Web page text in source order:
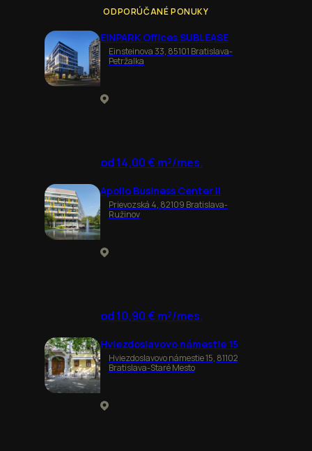
ODPORÚČANÉ PONUKY
EINPARK Offices SUBLEASE
Einsteinova 33, 85101 Bratislava-
Petržalka
od 14,00 € m²/mes.
Apollo Business Center II
Prievozská 4, 82109 Bratislava-
Ružinov
od 10,90 € m²/mes.
Hviezdoslavovo námestie 15
Hviezdoslavovo námestie 15, 81102
Bratislava-Staré Mesto